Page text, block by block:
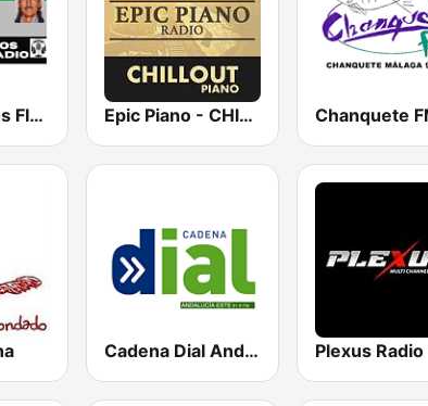
Entre Amigos Flamenco Radio Epic Piano - CHILLOUT PIANO
Cadena Dial Andalucía Este 91.8 FM